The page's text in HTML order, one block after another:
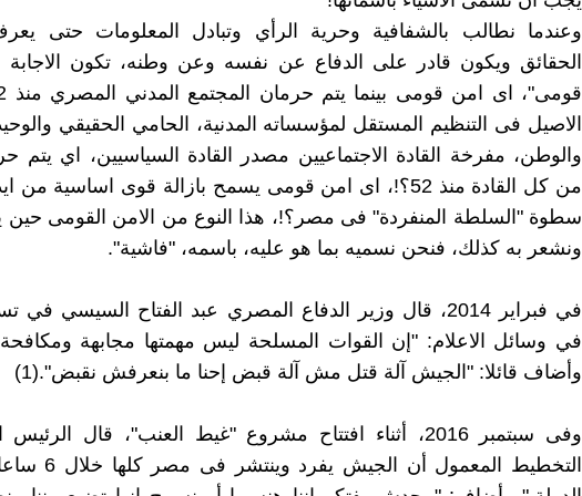
وعندما نطالب بالشفافية وحرية الرأي وتبادل المعلومات حتى
الحقائق ويكون قادر على الدفاع عن نفسه وعن وطنه، تكون الاجابة
الاصيل فى التنظيم المستقل لمؤسساته المدنية، الحامي الحقيقي
والوطن، مفرخة القادة الاجتماعيين مصدر القادة السياسيين، اي يتم
من كل القادة منذ 52؟!، اى امن قومى يسمح بازالة قوى اساسية من
سطوة "السلطة المنفردة" فى مصر؟!، هذا النوع من الامن القومى حين
ونشعر به كذلك، فنحن نسميه بما هو عليه، باسمه، "فاشية".
في فبراير 2014، قال وزير الدفاع المصري عبد الفتاح السيسي
في وسائل الاعلام: "إن القوات المسلحة ليس مهمتها مجابهة
وأضاف قائلا: "الجيش آلة قتل مش آلة قبض إحنا ما بنعرفش نقبض".(1)
وفى سبتمبر 2016، أثناء افتتاح مشروع "غيط العنب"، قال
التخطيط المعمول